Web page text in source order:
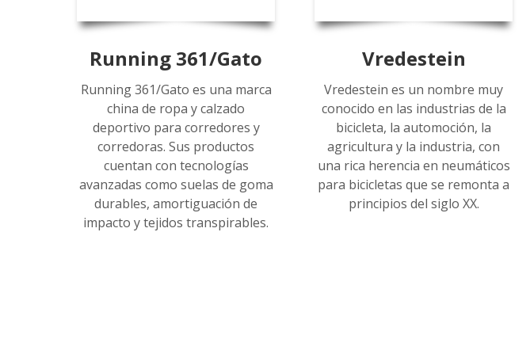
Running 361/Gato
Running 361/Gato es una marca
china de ropa y calzado
deportivo para corredores y
corredoras. Sus productos
cuentan con tecnologías
avanzadas como suelas de goma
durables, amortiguación de
impacto y tejidos transpirables.
Vredestein
Vredestein es un nombre muy
conocido en las industrias de la
bicicleta, la automoción, la
agricultura y la industria, con
una rica herencia en neumáticos
para bicicletas que se remonta a
principios del siglo XX.